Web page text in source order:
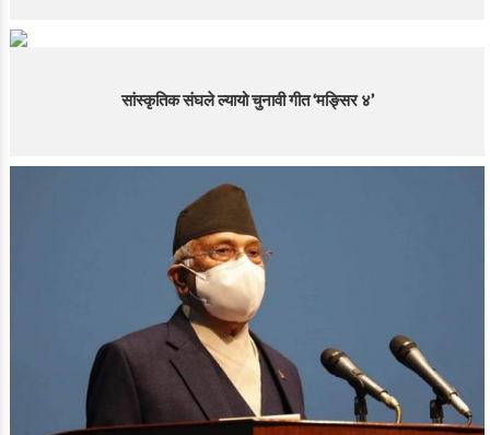
सांस्कृतिक संघले ल्यायो चुनावी गीत ‘मङ्सिर ४’